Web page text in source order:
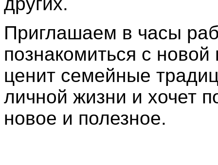
Приглашаем в часы
познакомиться с
ценит семейные
личной жизни и хочет
новое и полезное.